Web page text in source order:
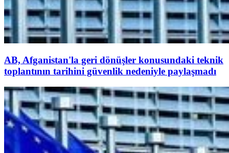
AB, Afganistan'la geri dönüşler konusundaki teknik
toplantının tarihini güvenlik nedeniyle paylaşmadı